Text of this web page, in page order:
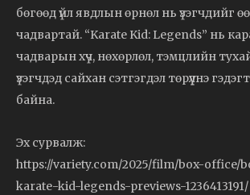
бөгөөд үйл явдлын өрнөл нь үзэгчдийг
чадвартай. “Karate Kid: Legends” нь
чадварын хүч, нөхөрлөл, тэмцлийн тухай
үзэгчдэд сайхан сэтгэгдэл төрүүлнэ
байна.
Эх сурвалж:
https://variety.com/2025/film/box-office/
karate-kid-legends-previews-1236413191/